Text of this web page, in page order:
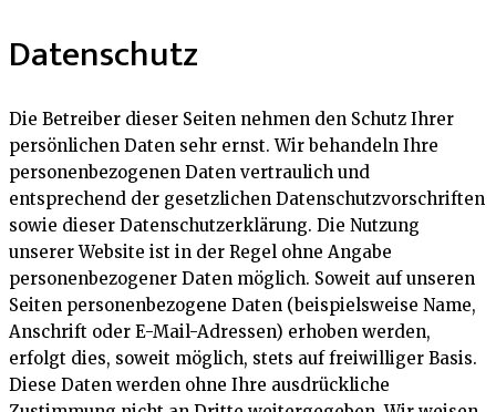
Datenschutz
Die Betreiber dieser Seiten nehmen den Schutz Ihrer
persönlichen Daten sehr ernst. Wir behandeln Ihre
personenbezogenen Daten vertraulich und
entsprechend der gesetzlichen Datenschutzvorschriften
sowie dieser Datenschutzerklärung. Die Nutzung
unserer Website ist in der Regel ohne Angabe
personenbezogener Daten möglich. Soweit auf unseren
Seiten personenbezogene Daten (beispielsweise Name,
Anschrift oder E-Mail-Adressen) erhoben werden,
erfolgt dies, soweit möglich, stets auf freiwilliger Basis.
Diese Daten werden ohne Ihre ausdrückliche